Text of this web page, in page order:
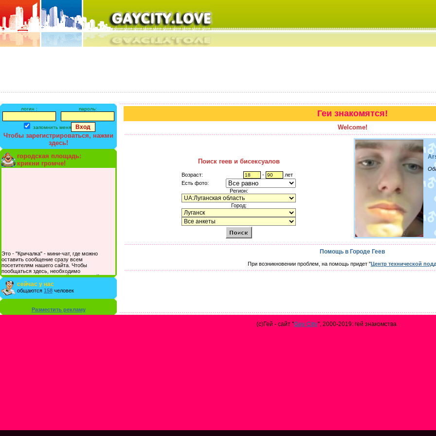
логин : пароль:
запомнить меня
Чтобы зарегистрироваться, нажми
здесь!
городская площадь:
крикни громче!
Это - "Кричалка" - мини-чат, где можно
оставить сообщение сразу всем
посетителям нашего сайта. Чтобы
пообщаться здесь, необходимо
зарегистрироваться на сайте и/или войти со
своими логином и паролем.
сейчас у нас
общаются 158 человек
Разместить рекламу
Геи знакомятся!
Welcome!
Поиск геев и бисексуалов
Возраст: -
лет
Есть фото:
Регион:
Город:
Помощь в Городе Геев
При возникновении проблем, на помощь придет "Центр технической
(с)Гей - сайт "Gay City", 2000-2019: гей знакомства.